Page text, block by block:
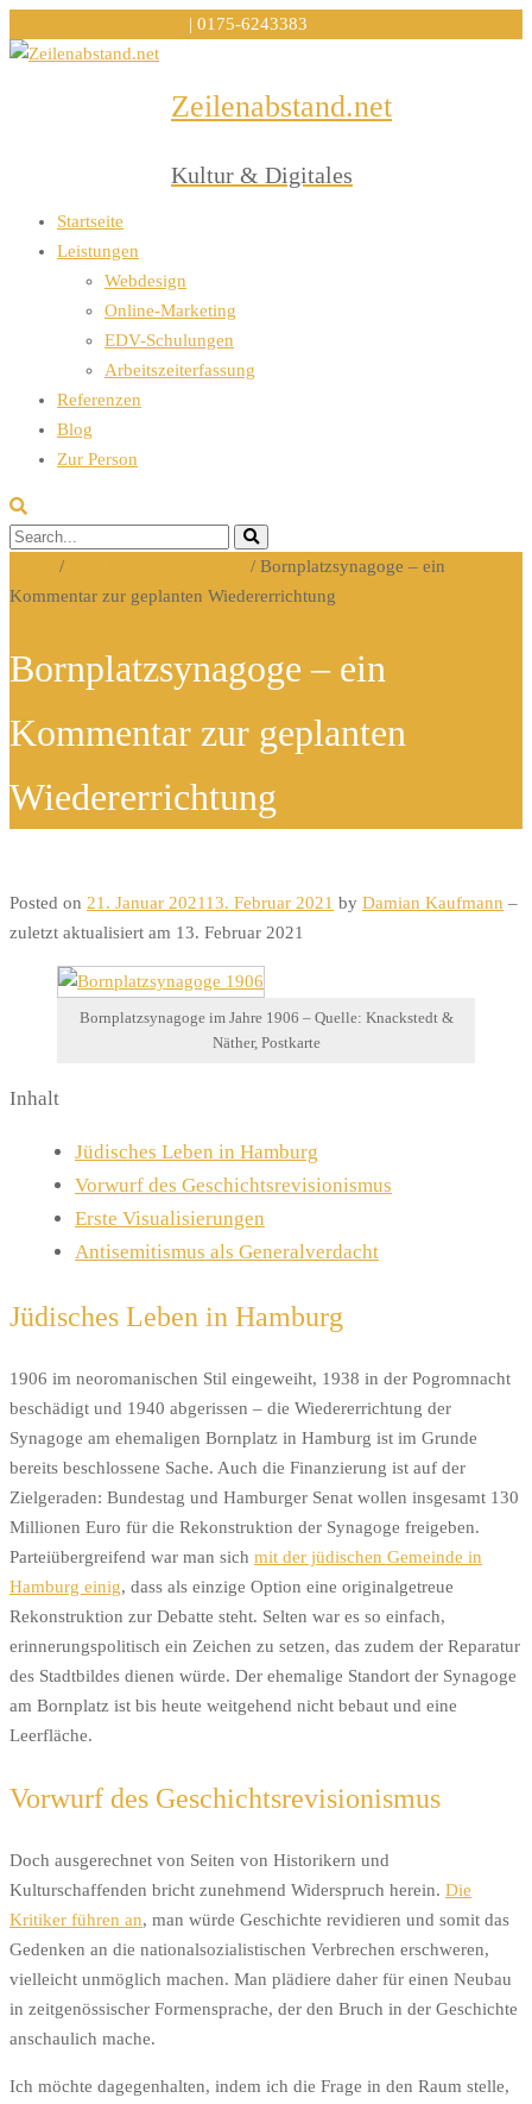
| 0175-6243383
Zeilenabstand.net
Kultur & Digitales
Startseite
Leistungen
Webdesign
Online-Marketing
EDV-Schulungen
Arbeitszeiterfassung
Referenzen
Blog
Zur Person
/ / Bornplatzsynagoge – ein
Kommentar zur geplanten Wiedererrichtung
Bornplatzsynagoge – ein
Kommentar zur geplanten
Wiedererrichtung
Posted on 21. Januar 202113. Februar 2021 by Damian Kaufmann –
zuletzt aktualisiert am 13. Februar 2021
Bornplatzsynagoge im Jahre 1906 – Quelle: Knackstedt &
Näther, Postkarte
Inhalt
Jüdisches Leben in Hamburg
Vorwurf des Geschichtsrevisionismus
Erste Visualisierungen
Antisemitismus als Generalverdacht
Jüdisches Leben in Hamburg
1906 im neoromanischen Stil eingeweiht, 1938 in der Pogromnacht
beschädigt und 1940 abgerissen – die Wiedererrichtung der
Synagoge am ehemaligen Bornplatz in Hamburg ist im Grunde
bereits beschlossene Sache. Auch die Finanzierung ist auf der
Zielgeraden: Bundestag und Hamburger Senat wollen insgesamt 130
Millionen Euro für die Rekonstruktion der Synagoge freigeben.
Parteiübergreifend war man sich mit der jüdischen Gemeinde in
Hamburg einig, dass als einzige Option eine originalgetreue
Rekonstruktion zur Debatte steht. Selten war es so einfach,
erinnerungspolitisch ein Zeichen zu setzen, das zudem der Reparatur
des Stadtbildes dienen würde. Der ehemalige Standort der Synagoge
am Bornplatz ist bis heute weitgehend nicht bebaut und eine
Leerfläche.
Vorwurf des Geschichtsrevisionismus
Doch ausgerechnet von Seiten von Historikern und
Kulturschaffenden bricht zunehmend Widerspruch herein. Die
Kritiker führen an, man würde Geschichte revidieren und somit das
Gedenken an die nationalsozialistischen Verbrechen erschweren,
vielleicht unmöglich machen. Man plädiere daher für einen Neubau
in zeitgenössischer Formensprache, der den Bruch in der Geschichte
anschaulich mache.
Ich möchte dagegenhalten, indem ich die Frage in den Raum stelle,